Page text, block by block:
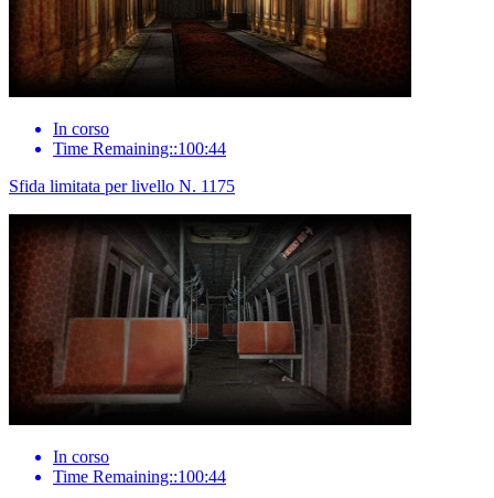
In corso
Time Remaining::100:44
Sfida limitata per livello N. 1175
In corso
Time Remaining::100:44